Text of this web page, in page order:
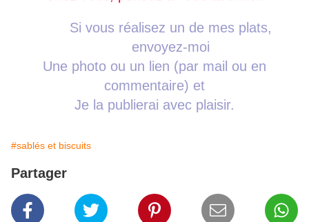
Si vous réalisez un de mes plats,
envoyez-moi
Une photo ou un lien (par mail ou en
commentaire) et
Je la publierai avec plaisir.
#sablés et biscuits
Partager